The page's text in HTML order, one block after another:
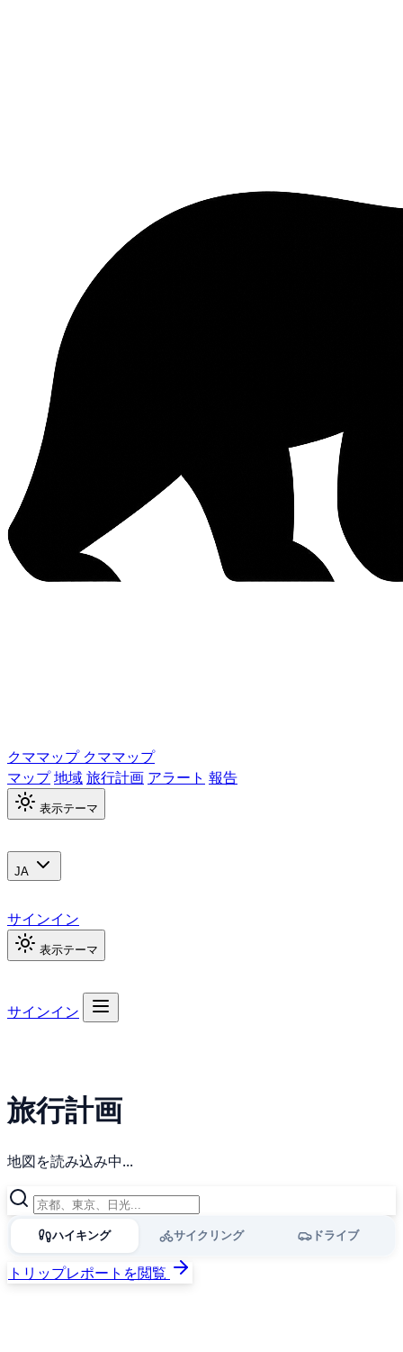
クママップ クママップ
マップ地域旅行計画 アラート 報告
表示テーマ
JA
サインイン
表示テーマ
サインイン
旅行計画
地図を読み込み中...
ハイキング サイクリング ドライブ
トリップレポートを閲覧